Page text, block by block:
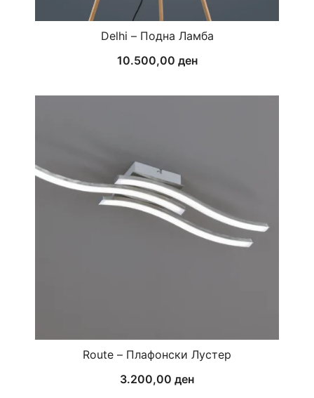
Delhi – Подна Ламба
10.500,00 ден
Route – Плафонски Лустер
3.200,00 ден